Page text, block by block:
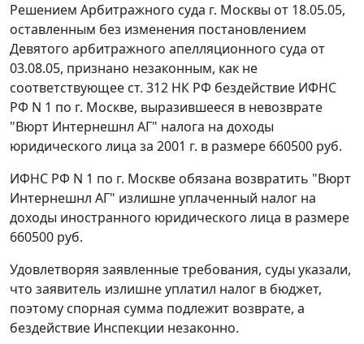
Решением Арбитражного суда г. Москвы от 18.05.05,
оставленным без изменения постановлением
Девятого арбитражного апелляционного суда от
03.08.05, признано незаконным, как не
соответствующее ст. 312 НК РФ бездействие ИФНС
РФ N 1 по г. Москве, выразившееся в невозврате
"Вюрт Интернешнл АГ" налога на доходы
юридического лица за 2001 г. в размере 660500 руб.
ИФНС РФ N 1 по г. Москве обязана возвратить "Вюрт
Интернешнл АГ" излишне уплаченный налог на
доходы иностранного юридического лица в размере
660500 руб.
Удовлетворяя заявленные требования, суды указали,
что заявитель излишне уплатил налог в бюджет,
поэтому спорная сумма подлежит возврате, а
бездействие Инспекции незаконно.